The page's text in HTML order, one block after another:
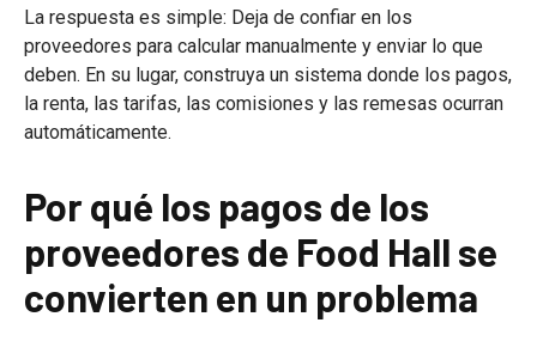
La respuesta es simple: Deja de confiar en los
proveedores para calcular manualmente y enviar lo que
deben. En su lugar, construya un sistema donde los pagos,
la renta, las tarifas, las comisiones y las remesas ocurran
automáticamente.
Por qué los pagos de los
proveedores de Food Hall se
convierten en un problema